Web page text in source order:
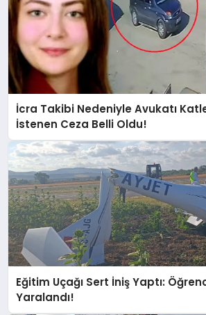
İcra Takibi Nedeniyle Avukatı
İstenen Ceza Belli Oldu!
Eğitim Uçağı Sert İniş Yaptı:
Yaralandı!